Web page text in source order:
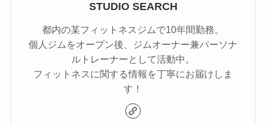
STUDIO SEARCH
都内の某フィットネスジムで10年間勤務。
個人ジムをオープン後、ジムオーナー兼パーソナ
ルトレーナーとして活動中。
フィットネスに関する情報を丁寧にお届けしま
す！